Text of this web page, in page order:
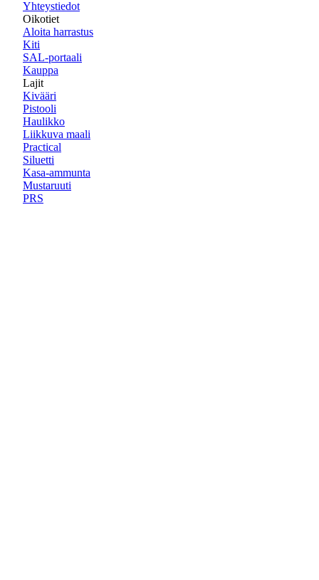
Yhteystiedot
Oikotiet
Aloita harrastus
Kiti
SAL-portaali
Kauppa
Lajit
Kivääri
Pistooli
Haulikko
Liikkuva maali
Practical
Siluetti
Kasa-ammunta
Mustaruuti
PRS